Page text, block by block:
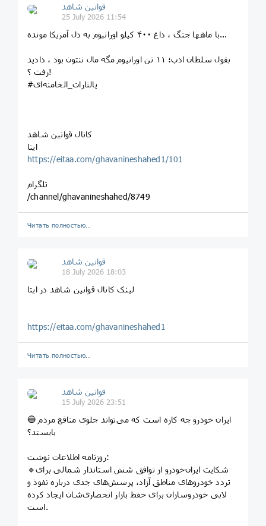
قوانین‌ شاهد
25 July 2026 11:54
با ماهها جنگ ، داغ ۴۰۰ کیلو اورانیوم به دل آمریکا مونده...
بقول سلطان ادب؛ ۱۱ تن اورانیوم مگه مال ننتون بود ، دادید
رفت ؟!
#یالثارات‌_الخامنه‌ای
کانال قوانین شاهد
ایتا
https://eitaa.com/ghavanineshahed1/101
تلگرام
/channel/ghavanineshahed/8749
Читать полностью…
قوانین‌ شاهد
18 July 2026 18:03
لینک کانال قوانین شاهد در ایتا
https://eitaa.com/ghavanineshahed1
Читать полностью…
قوانین‌ شاهد
15 July 2026 23:51
🔵 ایران خودرو چه کاره است که می‌تواند جلوی منافع مردم
بایستد؟
روزنامه اطلاعات نوشت:
🔹شکایت ایران‌خودرو از توافق شش استاندار شمالی برای
تردد خودروهای مناطق آزاد، پرسش‌های جدی درباره نفوذ و
لابی خودروسازان برای حفظ بازار انحصاری‌شان ایجاد کرده
است.